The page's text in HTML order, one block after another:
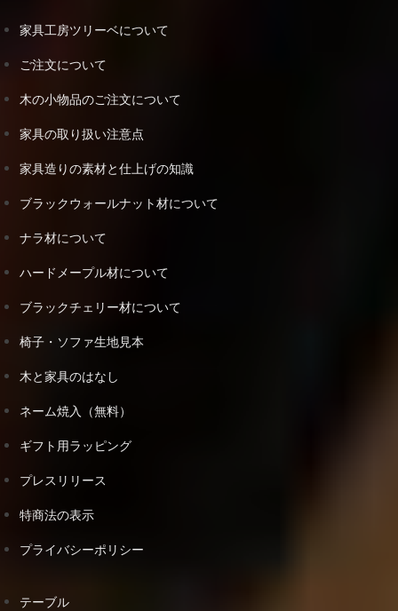
家具工房ツリーベについて
ご注文について
木の小物品のご注文について
家具の取り扱い注意点
家具造りの素材と仕上げの知識
ブラックウォールナット材について
ナラ材について
ハードメープル材について
ブラックチェリー材について
椅子・ソファ生地見本
木と家具のはなし
ネーム焼入（無料）
ギフト用ラッピング
プレスリリース
特商法の表示
プライバシーポリシー
テーブル